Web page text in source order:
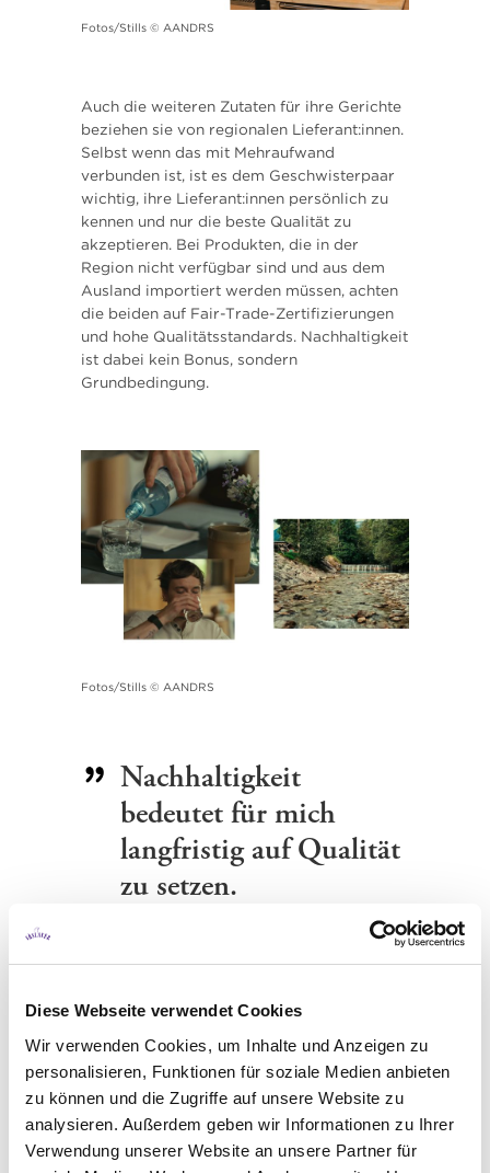
Diese Webseite verwendet Cookies
Wir verwenden Cookies, um Inhalte und Anzeigen zu
personalisieren, Funktionen für soziale Medien anbieten
zu können und die Zugriffe auf unsere Website zu
analysieren. Außerdem geben wir Informationen zu Ihrer
Verwendung unserer Website an unsere Partner für
Fotos/Stills © AANDRS
Auch die weiteren Zutaten für ihre Gerichte
beziehen sie von regionalen Lieferant:innen.
Selbst wenn das mit Mehraufwand
verbunden ist, ist es dem Geschwisterpaar
wichtig, ihre Lieferant:innen persönlich zu
kennen und nur die beste Qualität zu
akzeptieren. Bei Produkten, die in der
Region nicht verfügbar sind und aus dem
Ausland importiert werden müssen, achten
die beiden auf Fair-Trade-Zertifizierungen
und hohe Qualitätsstandards. Nachhaltigkeit
ist dabei kein Bonus, sondern
Grundbedingung.
Fotos/Stills © AANDRS
Nachhaltigkeit
bedeutet für mich
langfristig auf Qualität
zu setzen.
Lebensmitteln wird bei den Speisen im
Natürlichkeit gelegt. „Die Grundessenz von
möglich macht. Fisch und Gemüse werden
so verarbeitet, dass sie so pur wie möglich
an den Gast gebracht werden.“ erklärt
Dominik. Ein achtsamer Umgang mit
Menschen, Lebensmitteln und Umwelt ist